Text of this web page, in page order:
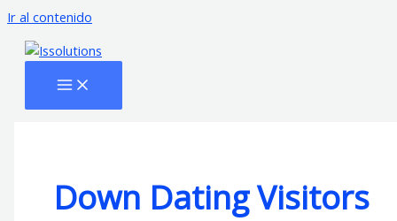
Ir al contenido
Down Dating Visitors